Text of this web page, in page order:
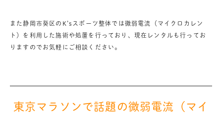
また静岡市葵区のK’sスポーツ整体では微弱電流（マイクロカレン
ト）を利用した施術や処置を行っており、現在レンタルも行ってお
りますのでお気軽にご相談ください。
東京マラソンで話題の微弱電流（マイ